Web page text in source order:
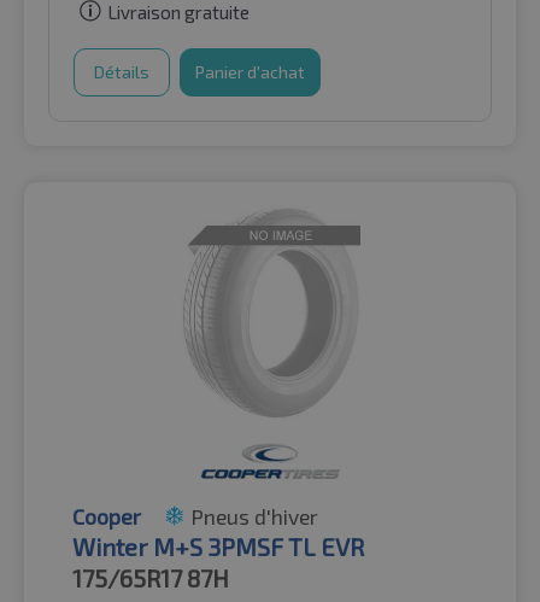
Livraison gratuite
Détails Panier d'achat
Cooper Pneus d'hiver
Winter M+S 3PMSF TL EVR
175/65R17 87H